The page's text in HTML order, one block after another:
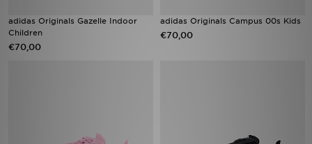
adidas Originals Gazelle Indoor
Children
€70,00
adidas Originals Campus 00s Kids
€70,00